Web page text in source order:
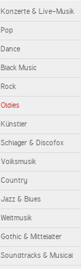
Konzerte & Live-Musik
Pop
Dance
Black Music
Rock
Oldies
Künstler
Schlager & Discofox
Volksmusik
Country
Jazz & Blues
Weltmusik
Gothic & Mittelalter
Soundtracks & Musical